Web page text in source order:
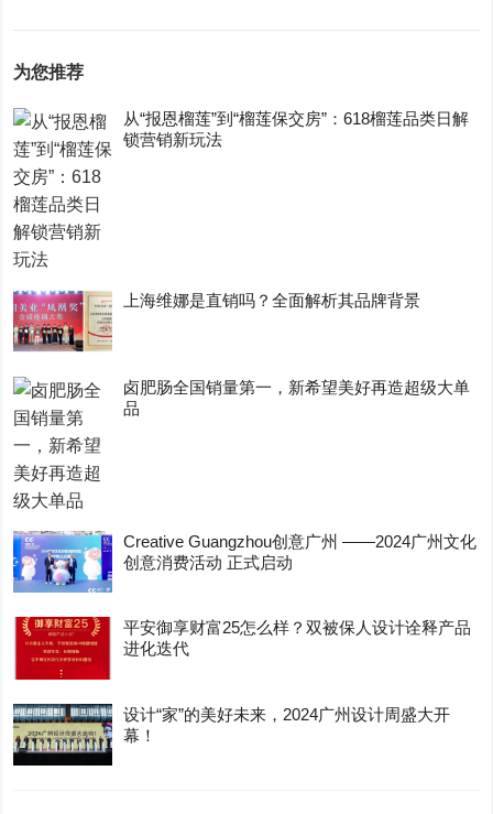
为您推荐
从“报恩榴莲”到“榴莲保交房”：618榴莲品类日解
锁营销新玩法
上海维娜是直销吗？全面解析其品牌背景
卤肥肠全国销量第一，新希望美好再造超级大单
品
Creative Guangzhou创意广州 ——2024广州文化
创意消费活动 正式启动
平安御享财富25怎么样？双被保人设计诠释产品
进化迭代
设计“家”的美好未来，2024广州设计周盛大开
幕！